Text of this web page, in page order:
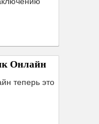
Онлайн
теперь это